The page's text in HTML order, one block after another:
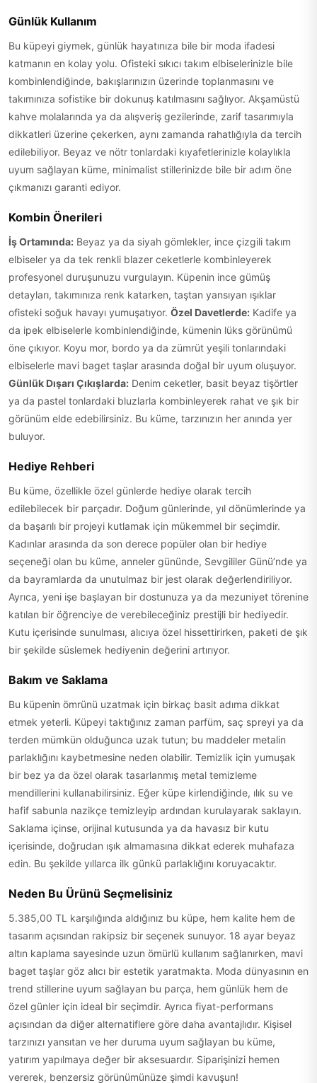
Günlük Kullanım
Bu küpeyi giymek, günlük hayatınıza bile bir moda ifadesi
katmanın en kolay yolu. Ofisteki sıkıcı takım elbiselerinizle bile
kombinlendiğinde, bakışlarınızın üzerinde toplanmasını ve
takımınıza sofistike bir dokunuş katılmasını sağlıyor. Akşamüstü
kahve molalarında ya da alışveriş gezilerinde, zarif tasarımıyla
dikkatleri üzerine çekerken, aynı zamanda rahatlığıyla da tercih
edilebiliyor. Beyaz ve nötr tonlardaki kıyafetlerinizle kolaylıkla
uyum sağlayan küme, minimalist stillerinizde bile bir adım öne
çıkmanızı garanti ediyor.
Kombin Önerileri
İş Ortamında: Beyaz ya da siyah gömlekler, ince çizgili takım
elbiseler ya da tek renkli blazer ceketlerle kombinleyerek
profesyonel duruşunuzu vurgulayın. Küpenin ince gümüş
detayları, takımınıza renk katarken, taştan yansıyan ışıklar
ofisteki soğuk havayı yumuşatıyor. Özel Davetlerde: Kadife ya
da ipek elbiselerle kombinlendiğinde, kümenin lüks görünümü
öne çıkıyor. Koyu mor, bordo ya da zümrüt yeşili tonlarındaki
elbiselerle mavi baget taşlar arasında doğal bir uyum oluşuyor.
Günlük Dışarı Çıkışlarda: Denim ceketler, basit beyaz tişörtler
ya da pastel tonlardaki bluzlarla kombinleyerek rahat ve şık bir
görünüm elde edebilirsiniz. Bu küme, tarzınızın her anında yer
buluyor.
Hediye Rehberi
Bu küme, özellikle özel günlerde hediye olarak tercih
edilebilecek bir parçadır. Doğum günlerinde, yıl dönümlerinde ya
da başarılı bir projeyi kutlamak için mükemmel bir seçimdir.
Kadınlar arasında da son derece popüler olan bir hediye
seçeneği olan bu küme, anneler gününde, Sevgililer Günü’nde ya
da bayramlarda da unutulmaz bir jest olarak değerlendiriliyor.
Ayrıca, yeni işe başlayan bir dostunuza ya da mezuniyet törenine
katılan bir öğrenciye de verebileceğiniz prestijli bir hediyedir.
Kutu içerisinde sunulması, alıcıya özel hissettirirken, paketi de şık
bir şekilde süslemek hediyenin değerini artırıyor.
Bakım ve Saklama
Bu küpenin ömrünü uzatmak için birkaç basit adıma dikkat
etmek yeterli. Küpeyi taktığınız zaman parfüm, saç spreyi ya da
terden mümkün olduğunca uzak tutun; bu maddeler metalin
parlaklığını kaybetmesine neden olabilir. Temizlik için yumuşak
bir bez ya da özel olarak tasarlanmış metal temizleme
mendillerini kullanabilirsiniz. Eğer küpe kirlendiğinde, ılık su ve
hafif sabunla nazikçe temizleyip ardından kurulayarak saklayın.
Saklama içinse, orijinal kutusunda ya da havasız bir kutu
içerisinde, doğrudan ışık almamasına dikkat ederek muhafaza
edin. Bu şekilde yıllarca ilk günkü parlaklığını koruyacaktır.
Neden Bu Ürünü Seçmelisiniz
5.385,00 TL karşılığında aldığınız bu küpe, hem kalite hem de
tasarım açısından rakipsiz bir seçenek sunuyor. 18 ayar beyaz
altın kaplama sayesinde uzun ömürlü kullanım sağlanırken, mavi
baget taşlar göz alıcı bir estetik yaratmakta. Moda dünyasının en
trend stillerine uyum sağlayan bu parça, hem günlük hem de
özel günler için ideal bir seçimdir. Ayrıca fiyat-performans
açısından da diğer alternatiflere göre daha avantajlıdır. Kişisel
tarzınızı yansıtan ve her duruma uyum sağlayan bu küme,
yatırım yapılmaya değer bir aksesuardır. Siparişinizi hemen
vererek, benzersiz görünümünüze şimdi kavuşun!